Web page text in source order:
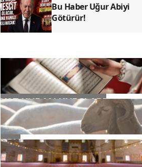
Bu Haber Uğur Abiyi
Götürür!
YAZ KURAN KURSLARI
TDV